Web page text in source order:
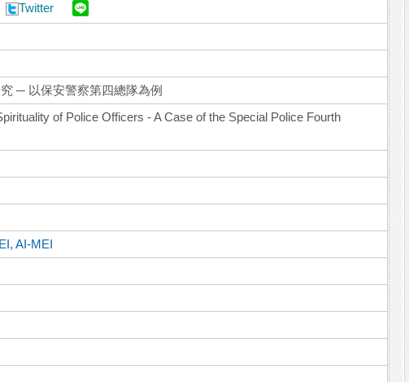
Twitter
─ 以保安警察第四總隊為例
of Police Officers - A Case of the Special Police Fourth
AI-MEI